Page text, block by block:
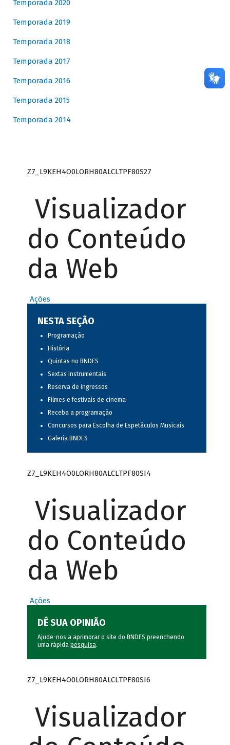
Temporada 2020
Temporada 2019
Temporada 2018
Temporada 2017
Temporada 2016
Temporada 2015
Temporada 2014
Z7_L9KEH4O0LORH80ALCLTPF80S27
Visualizador
do Conteúdo
da Web
Ações
NESTA SEÇÃO
Programação
História
Quintas no BNDES
Sextas instrumentais
Reserva de ingressos
Filmes e festivais de cinema
Receba a programação
Concursos para Escolha de Espetáculos Musicais
Galeria BNDES
Z7_L9KEH4O0LORH80ALCLTPF80SI4
Visualizador
do Conteúdo
da Web
Ações
DÊ SUA OPINIÃO
Ajude-nos a aprimorar o site do BNDES preenchendo
uma rápida pesquisa.
Z7_L9KEH4O0LORH80ALCLTPF80SI6
Visualizador